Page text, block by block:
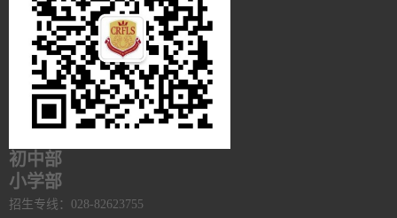
初中部
小学部
招生专线：028-82623755